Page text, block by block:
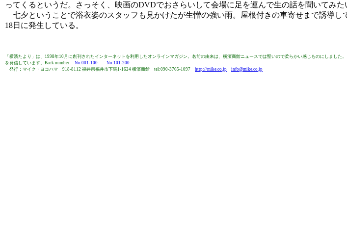
ってくるというだ。さっそく、映画のDVDでおさらいして会場に足を運んで生の話を聞いてみた
七夕ということで浴衣姿のスタッフも見かけたが生憎の強い雨。屋根付きの車寄せまで誘導し
18日に発生している。
「横濱たより」は、1998年10月に創刊されたインターネットを利用したオンラインマガジン。名前の由来は、横濱商館ニュースでは堅いので柔らかい感じものにしまし
を発信しています。Back number No.001-100
No.101-200
発行：マイク・ヨコハマ 918-8112 福井県福井市下馬1-1624 横濱商館 tel:090-3765-1097 http://mike.co.jp info@mike.co.jp